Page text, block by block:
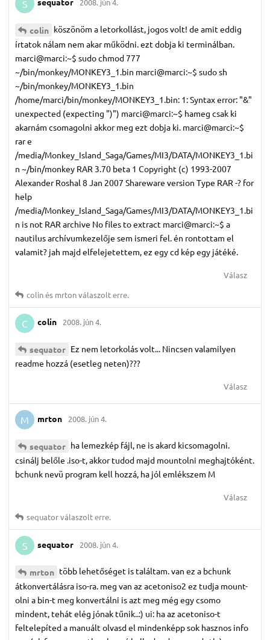
S 2008. jún 4.
colin köszönöm a letorkollást, jogos volt! de amit eddig
írtatok nálam nem akar működni. ezt dobja ki terminálban.
marci@marci:~$ sudo chmod 777
~/bin/monkey/MONKEY3_1.bin marci@marci:~$ sudo sh
~/bin/monkey/MONKEY3_1.bin
/home/marci/bin/monkey/MONKEY3_1.bin: 1: Syntax error: "&"
unexpected (expecting ")") marci@marci:~$ hameg csak ki
akarnám csomagolni akkor meg ezt dobja ki. marci@marci:~$
rar e
/media/Monkey_Island_Saga/Games/MI3/DATA/MONKEY3_1.bi
n ~/bin/monkey RAR 3.70 beta 1 Copyright (c) 1993-2007
Alexander Roshal 8 Jan 2007 Shareware version Type RAR -? for
help
/media/Monkey_Island_Saga/Games/MI3/DATA/MONKEY3_1.bi
n is not RAR archive No files to extract marci@marci:~$ a
nautilus archívumkezelője sem ismeri fel. én rontottam el
valamit? jah majd elfelejetettem, ez egy cd kép egy játéké.
Válasz
colinés mrtonválaszolt erre.
C colin 2008. jún 4.
sequator Ez nem letorkolás volt... Nincsen valamilyen
readme hozzá (esetleg neten)???
Válasz
M mrton 2008. jún 4.
sequator ha lemezkép fájl, ne is akard kicsomagolni.
csinálj belőle .iso-t, akkor tudod majd mountolni meghajtóként.
bchunk nevü program kell hozzá, ha jól emlékszem M
Válasz
sequatorválaszolt erre.
S sequator 2008. jún 4.
mrton több lehetőséget is találtam. van ez a bchunk
átkonvertálásra iso-ra. meg van az acetoniso2 ez tudja mount-
olni a bin-t meg konvertálni is azt meg még egy csomo
mindent, tehát elég jónak tűnik..:) ui: ha az acetoniso-t
feltelepíted a manuált olvasd el mindenképp sok hasznos info